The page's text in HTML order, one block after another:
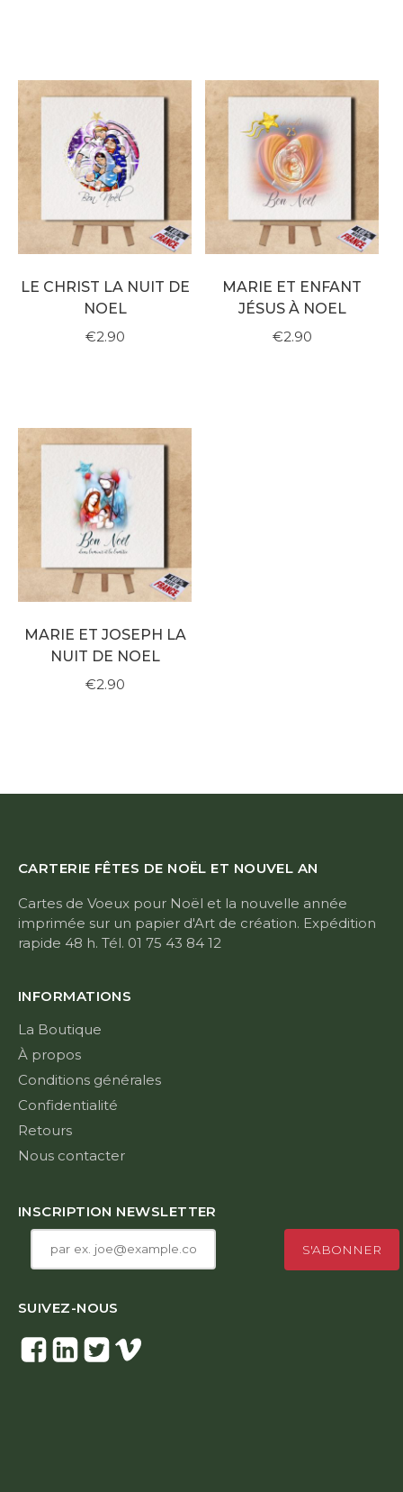
LE CHRIST LA NUIT DE
NOEL
€2.90
MARIE ET ENFANT
JÉSUS À NOEL
€2.90
MARIE ET JOSEPH LA
NUIT DE NOEL
€2.90
CARTERIE FÊTES DE NOËL ET NOUVEL AN
Cartes de Voeux pour Noël et la nouvelle année
imprimée sur un papier d'Art de création. Expédition
rapide 48 h. Tél. 01 75 43 84 12
INFORMATIONS
La Boutique
À propos
Conditions générales
Confidentialité
Retours
Nous contacter
INSCRIPTION NEWSLETTER
SUIVEZ-NOUS